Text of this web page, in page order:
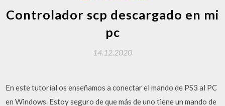
Controlador scp descargado en mi
pc
14.12.2020
En este tutorial os enseñamos a conectar el mando de PS3 al PC
en Windows. Estoy seguro de que más de uno tiene un mando de